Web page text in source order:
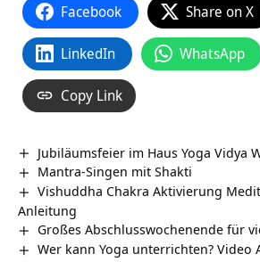
Facebook Share on X
LinkedIn WhatsApp
Copy Link
Jubiläumsfeier im Haus Yoga Vidya
Mantra-Singen mit Shakti
Vishuddha Chakra Aktivierung
Anleitung
Großes Abschlusswochenende für
Wer kann Yoga unterrichten? Video